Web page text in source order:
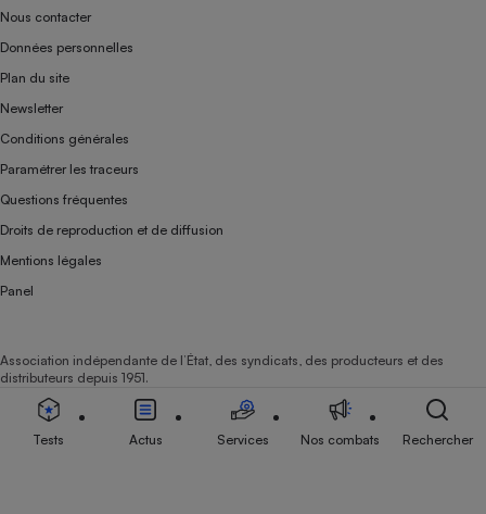
Nous contacter
Données personnelles
Plan du site
Newsletter
Conditions générales
Paramétrer les traceurs
Questions fréquentes
Droits de reproduction et de diffusion
Mentions légales
Panel
Association indépendante de l’État, des syndicats, des producteurs et des
distributeurs depuis 1951.
Tests Actus Services Nos combats Rechercher